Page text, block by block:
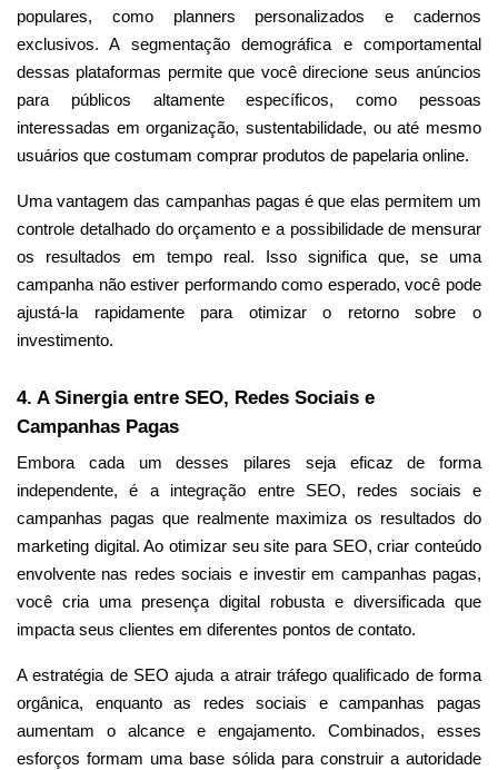
populares, como planners personalizados e cadernos
exclusivos. A segmentação demográfica e comportamental
dessas plataformas permite que você direcione seus anúncios
para públicos altamente específicos, como pessoas
interessadas em organização, sustentabilidade, ou até mesmo
usuários que costumam comprar produtos de papelaria online.
Uma vantagem das campanhas pagas é que elas permitem um
controle detalhado do orçamento e a possibilidade de mensurar
os resultados em tempo real. Isso significa que, se uma
campanha não estiver performando como esperado, você pode
ajustá-la rapidamente para otimizar o retorno sobre o
investimento.
4. A Sinergia entre SEO, Redes Sociais e
Campanhas Pagas
Embora cada um desses pilares seja eficaz de forma
independente, é a integração entre SEO, redes sociais e
campanhas pagas que realmente maximiza os resultados do
marketing digital. Ao otimizar seu site para SEO, criar conteúdo
envolvente nas redes sociais e investir em campanhas pagas,
você cria uma presença digital robusta e diversificada que
impacta seus clientes em diferentes pontos de contato.
A estratégia de SEO ajuda a atrair tráfego qualificado de forma
orgânica, enquanto as redes sociais e campanhas pagas
aumentam o alcance e engajamento. Combinados, esses
esforços formam uma base sólida para construir a autoridade